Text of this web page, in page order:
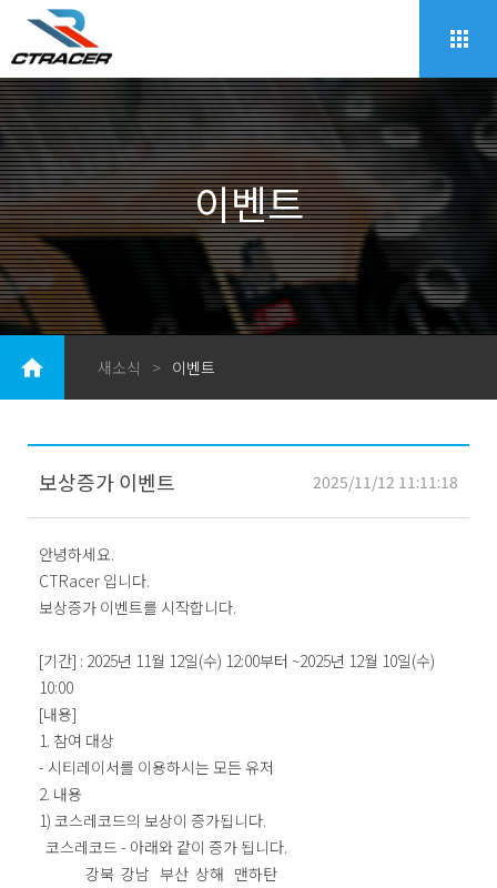
이벤트
새소식 > 이벤트
보상증가 이벤트 2025/11/12 11:11:18
안녕하세요.
CTRacer 입니다.
보상증가 이벤트를 시작합니다.
[기간] : 2025년 11월 12일(수) 12:00부터 ~2025년 12월 10일(수)
10:00
[내용]
1. 참여 대상
- 시티레이서를 이용하시는 모든 유저
2. 내용
1) 코스레코드의 보상이 증가됩니다.
코스레코드 - 아래와 같이 증가 됩니다.
강북 강남 부산 상해 맨하탄